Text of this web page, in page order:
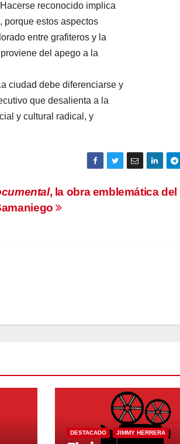
reconocido implica
porque estos aspectos
entre grafiteros y la
del apego a la
ciudad debe diferenciarse y
que desalienta a la
y cultural radical, y
, la obra emblemática del
DESTACADO JIMMY HERRERA